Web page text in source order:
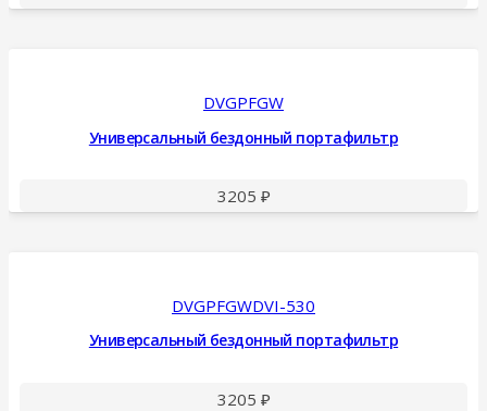
DVGPFGW
Универсальный бездонный портафильтр
3205 ₽
DVGPFGWDVI-530
Универсальный бездонный портафильтр
3205 ₽